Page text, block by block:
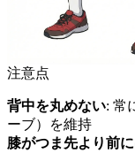
注意点
背中を丸めない: 常
ーブ）を維持
膝がつま先より前